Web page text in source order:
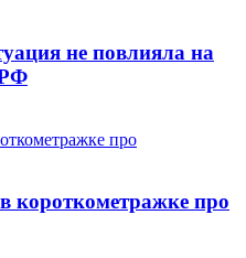
не повлияла на
РФ
короткометражке про